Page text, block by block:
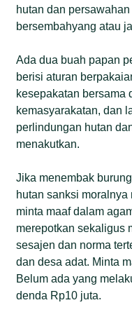
hutan dan
bersembahyang atau
Ada dua buah papan
berisi aturan
kesepakatan bersama
kemasyarakatan, dan
perlindungan hutan
menakutkan.
Jika menembak
hutan sanksi
minta maaf dalam
merepotkan sekaligus
sesajen dan norma
dan desa adat. Minta
Belum ada yang
denda Rp10 juta.